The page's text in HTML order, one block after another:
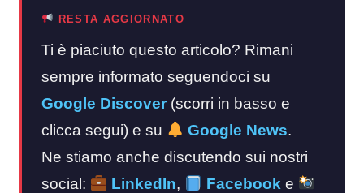
RESTA AGGIORNATO
Ti è piaciuto questo articolo? Rimani
sempre informato seguendoci su
Google Discover (scorri in basso e
clicca segui) e su
Google News.
Ne stiamo anche discutendo sui nostri
social:
LinkedIn, Facebook e